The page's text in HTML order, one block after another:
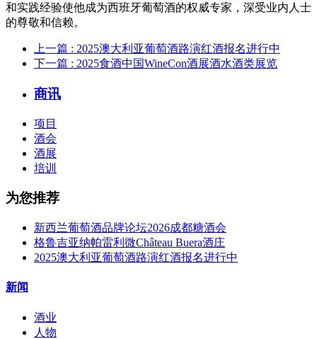
和实践经验使他成为西班牙葡萄酒的权威专家，深受业内人士
的尊敬和信赖‌。
上一篇 : 2025澳大利亚葡萄酒路演红酒报名进行中
下一篇 : 2025食酒中国WineCon酒展酒水酒类展览
商讯
项目
酒会
酒展
培训
为您推荐
新西兰葡萄酒品牌论坛2026成都糖酒会
格鲁吉亚纳帕雷利微Château Buera酒庄
2025澳大利亚葡萄酒路演红酒报名进行中
新闻
酒业
人物